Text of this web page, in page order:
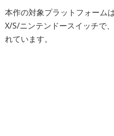
本作の対象プラットフォーム
X/S/ニンテンドースイッチで
れています。